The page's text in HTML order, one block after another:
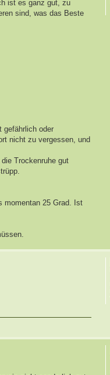
ist es ganz gut, zu
sind, was das Beste
gefährlich oder
nicht zu vergessen, und
Trockenruhe gut
momentan 25 Grad. Ist